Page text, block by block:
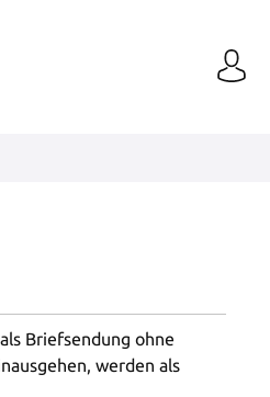
Briefsendung ohne
werden als